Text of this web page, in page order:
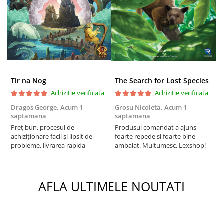
Puzzle 3D
Puzzle 8000 piese
Puzzle 150 piese
Puzzle 1000 piese fluorescent
Mandala
Puzzle-uri metalice si logice
Puzzle 3 in 1
Puzzle 350 piese
Warhammer
Tir na Nog
Achizitie verificata
Dragos George, Acum 1
saptamana
Preț bun, procesul de
achiziționare facil și lipsit de
probleme, livrarea rapida
The Search for Lost Species
Achizitie verificata
Grosu Nicoleta, Acum 1
saptamana
Produsul comandat a ajuns
foarte repede si foarte bine
ambalat. Multumesc, Lexshop!
AFLA ULTIMELE NOUTATI